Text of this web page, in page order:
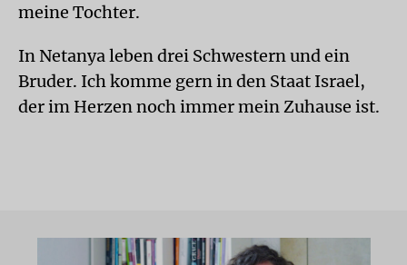
meine Tochter.
In Netanya leben drei Schwestern und ein
Bruder. Ich komme gern in den Staat Israel,
der im Herzen noch immer mein Zuhause ist.